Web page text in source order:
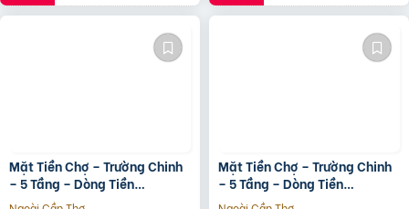
Mặt Tiền Chợ – Trường Chinh
– 5 Tầng – Dòng Tiền
20Tr/Tháng
Mặt Tiền Chợ – Trường Chinh
– 5 Tầng – Dòng Tiền
20Tr/Tháng